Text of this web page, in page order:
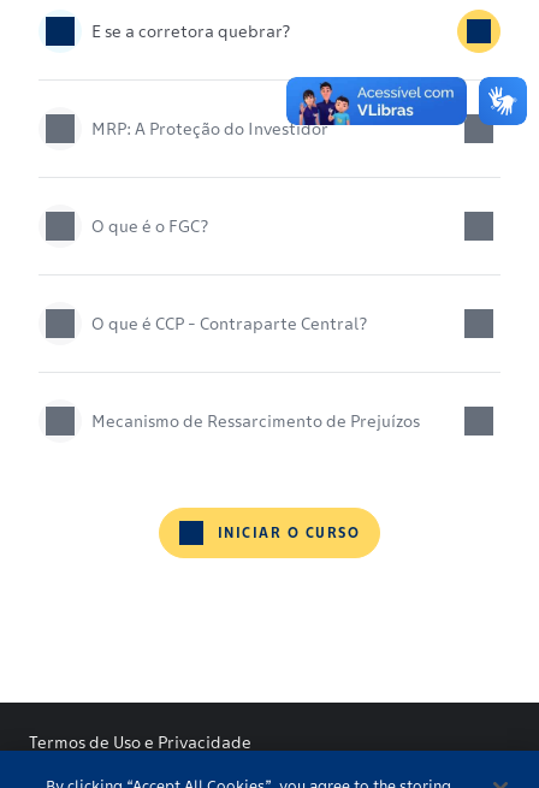
E se a corretora quebrar?
MRP: A Proteção do Investidor
O que é o FGC?
O que é CCP - Contraparte Central?
Mecanismo de Ressarcimento de Prejuízos
INICIAR O CURSO
Termos de Uso e Privacidade